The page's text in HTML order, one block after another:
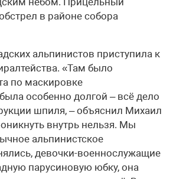
в районе собора
альпинистов приступила к
«Там было
по маскировке
особенно долгой – всё дело
шпиля, – объяснил Михаил
внутрь нельзя. Мы
альпинистское
девочки-военнослужащие
парусиновую юбку, она